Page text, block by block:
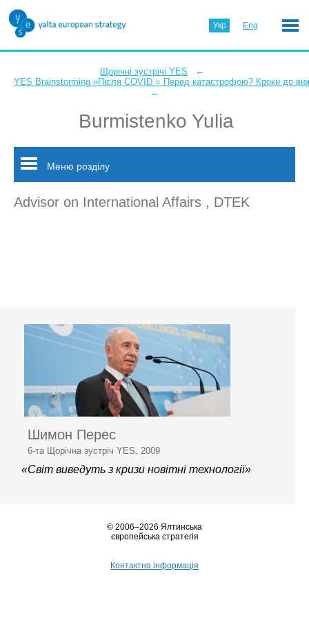
Укр Eng
Щорічні зустрічі YES ←
YES Brainstorming «Після COVID = Перед катастрофою? Кроки до
←
Burmistenko Yulia
Меню розділу
Advisor on International Affairs , DTEK
Шимон Перес
6-та Щорічна зустріч YES, 2009
«Світ виведуть з кризи новітні технології»
© 2006–2026 Ялтинська
європейська стратегія
Контактна інформація